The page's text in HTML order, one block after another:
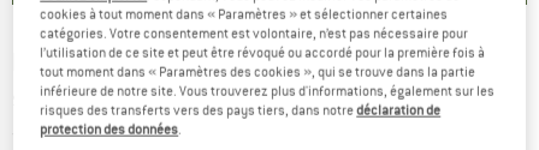
DYNAFIT -Radical Rds Dwn Vest - Doudoune
sans manches
(0)
cookies à tout moment dans « Paramètres » et sélectionner certaines
catégories. Votre consentement est volontaire, n’est pas nécessaire pour
l’utilisation de ce site et peut être révoqué ou accordé pour la première fois à
tout moment dans « Paramètres des cookies », qui se trouve dans la partie
inférieure de notre site. Vous trouverez plus d'informations, également sur les
risques des transferts vers des pays tiers, dans notredéclaration de
protection des données.